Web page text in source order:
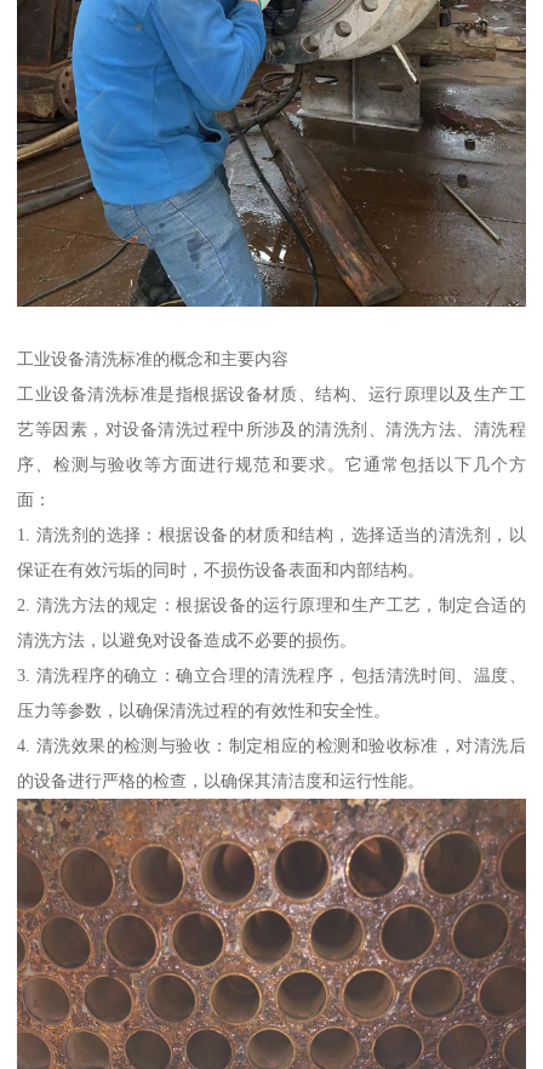
工业设备清洗标准的概念和主要内容
工业设备清洗标准是指根据设备材质、结构、运行原理以及生产工
艺等因素，对设备清洗过程中所涉及的清洗剂、清洗方法、清洗程
序、检测与验收等方面进行规范和要求。它通常包括以下几个方
面：
1. 清洗剂的选择：根据设备的材质和结构，选择适当的清洗剂，以
保证在有效污垢的同时，不损伤设备表面和内部结构。
2. 清洗方法的规定：根据设备的运行原理和生产工艺，制定合适的
清洗方法，以避免对设备造成不必要的损伤。
3. 清洗程序的确立：确立合理的清洗程序，包括清洗时间、温度、
压力等参数，以确保清洗过程的有效性和安全性。
4. 清洗效果的检测与验收：制定相应的检测和验收标准，对清洗后
的设备进行严格的检查，以确保其清洁度和运行性能。